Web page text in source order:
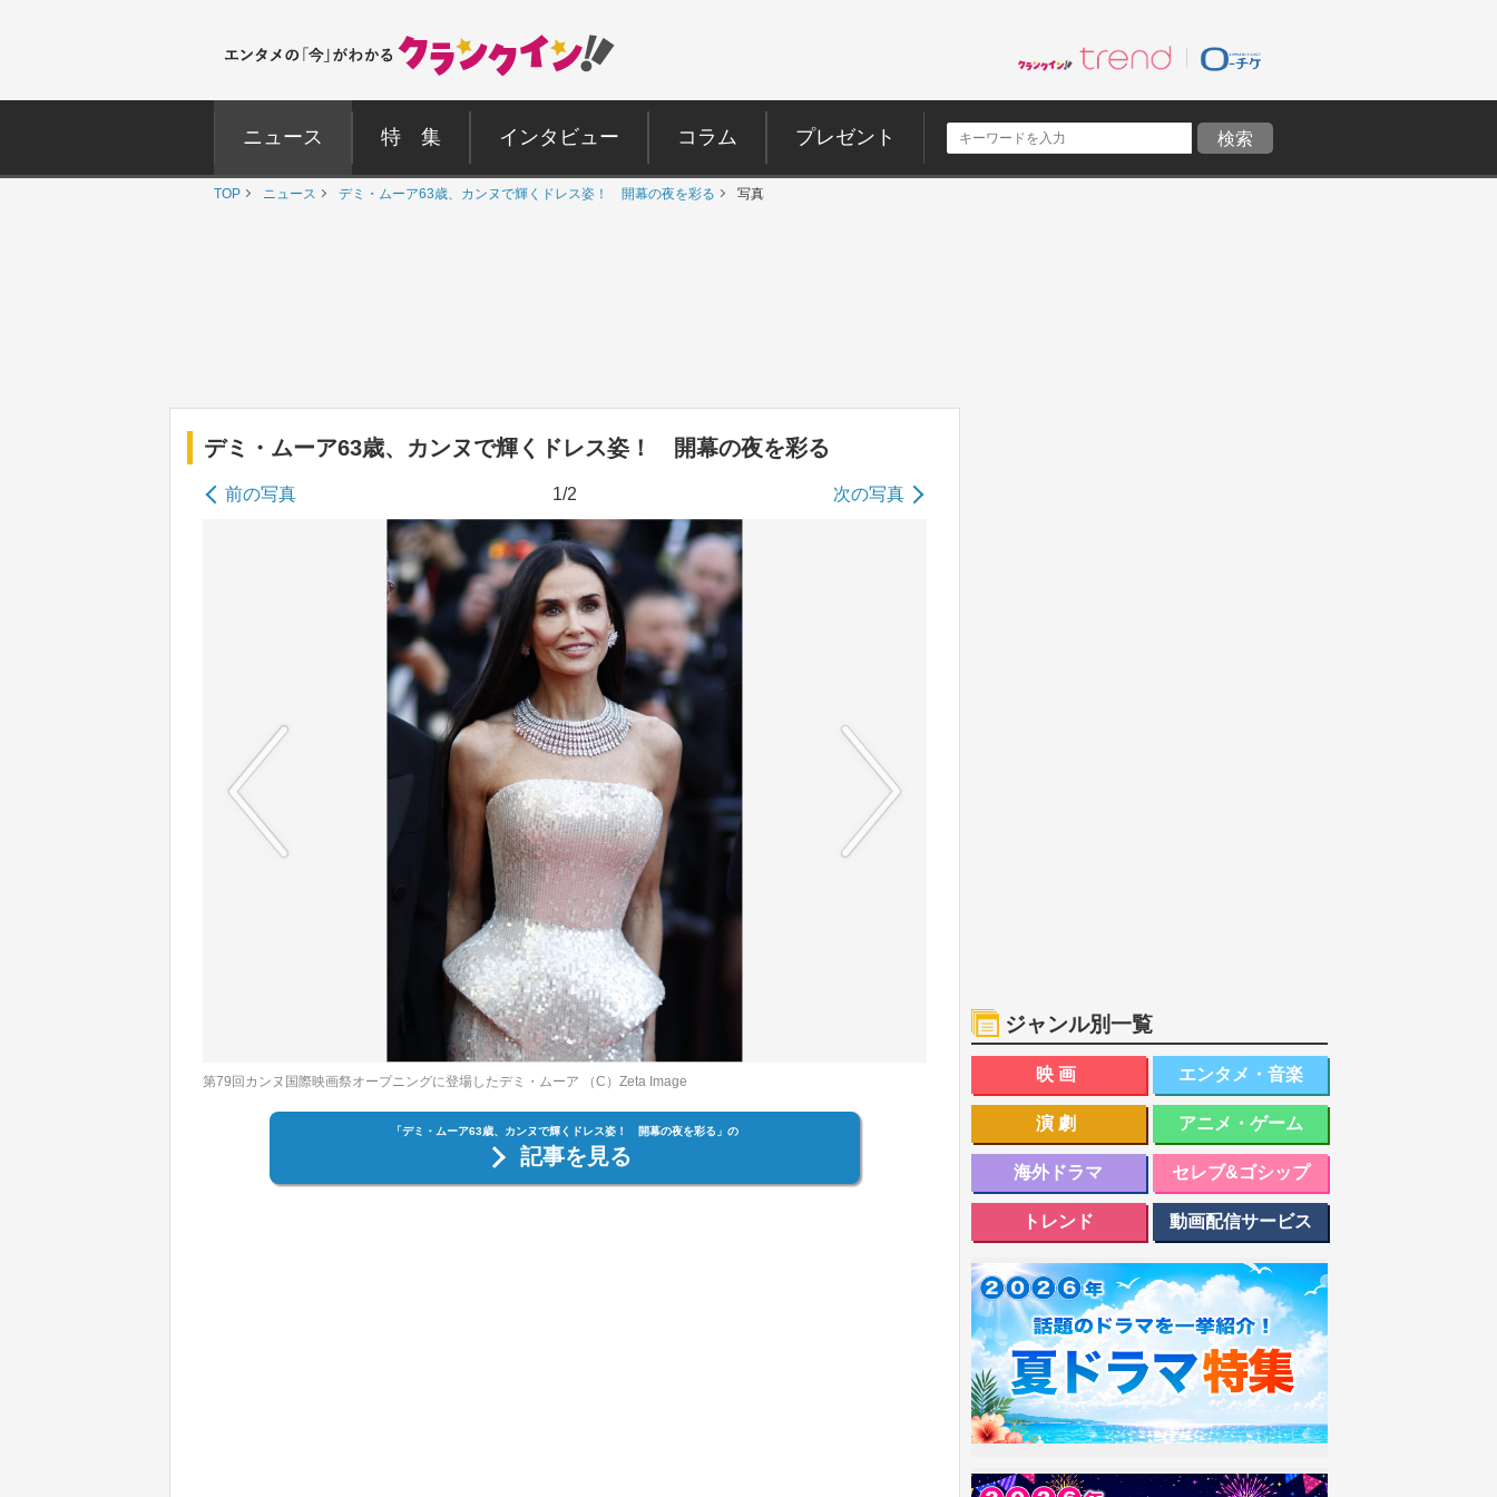
ニュース 特 集 インタビュー コラム プレゼント
TOP ニュース デミ・ムーア63歳、カンヌで輝くドレス姿！ 開幕の夜を彩る 写真
デミ・ムーア63歳、カンヌで輝くドレス姿！ 開幕の夜を彩る
前の写真 1/2 次の写真
第79回カンヌ国際映画祭オープニングに登場したデミ・ムーア （C）Zeta Image
「デミ・ムーア63歳、カンヌで輝くドレス姿！ 開幕の夜を彩る」の
記事を見る
ジャンル別一覧
映画 エンタメ・音楽
演劇 アニメ・ゲーム
海外ドラマ セレブ&ゴシップ
トレンド 動画配信サービス